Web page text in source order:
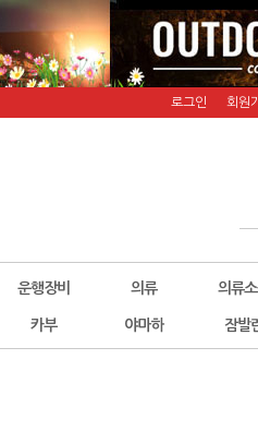
로그인 회원
운행장비 의류 의류
카부 야마하 잠발